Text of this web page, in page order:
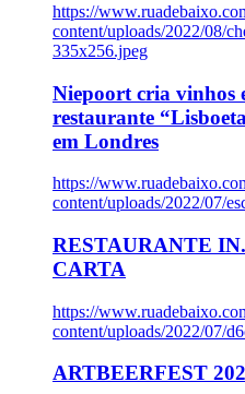
https://
content/uploads/2022/08/
335x256.jpeg
Niepoort cria vinhos
restaurante
em Londres
https://
content/uploads/2022/07/
RESTAURANTE
CARTA
https://
content/uploads/2022/07/
ARTBEERFEST